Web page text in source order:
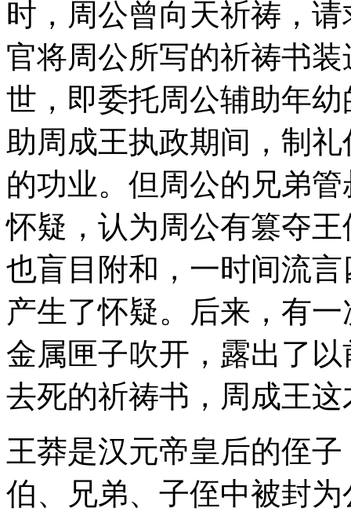
时，周公曾向天祈祷，
官将周公所写的祈祷书
世，即委托周公辅助年
助周成王执政期间，制
的功业。但周公的兄弟
怀疑，认为周公有篡夺
也盲目附和，一时间流
产生了怀疑。后来，有
金属匣子吹开，露出了
去死的祈祷书，周成王
王莽是汉元帝皇后的侄
伯、兄弟、子侄中被封